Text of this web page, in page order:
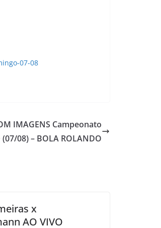
07-08
IMAGENS Campeonato
08) – BOLA ROLANDO
x
AO VIVO